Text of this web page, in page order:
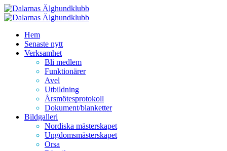
Hoppa
till
Hem
Senaste nytt
Verksamhet
Bli medlem
Funktionärer
Avel
Utbildning
Årsmötesprotokoll
Dokument/blanketter
Bildgalleri
Nordiska mästerskapet
Ungdomsmästerskapet
Orsa